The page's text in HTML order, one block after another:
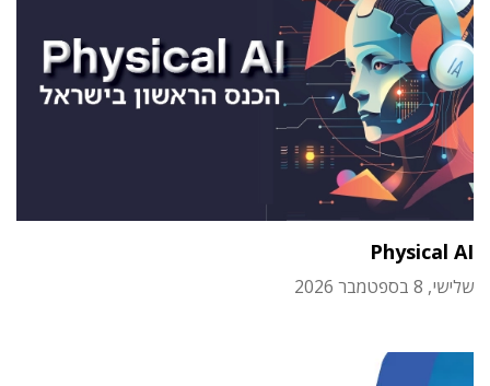
Physical AI
שלישי, 8 בספטמבר 2026